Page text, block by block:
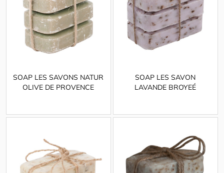
SOAP LES SAVONS NATUR
OLIVE DE PROVENCE
SOAP LES SAVON
LAVANDE BROYEÉ